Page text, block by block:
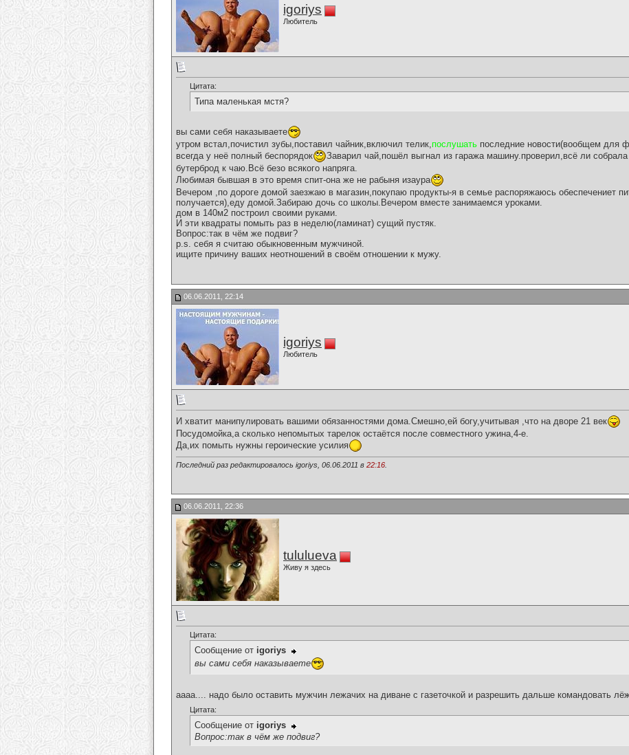
igoriys
Любитель
Цитата:
Типа маленькая мстя?
вы сами себя наказываете
утром встал,почистил зубы,поставил чайник,включил телик,послушать последние новости(вообщем для
всегда у неё полный беспорядок
Заварил чай,пошёл выгнал из гаража машину.проверил,всё ли
бутерброд к чаю.Всё безо всякого напряга.
Любимая бывшая в это время спит-она же не рабыня изаура
Вечером ,по дороге домой заезжаю в магазин,покупаю продукты-я в семье распоряжаюсь обеспечениет
получается),еду домой.Забираю дочь со школы.Вечером вместе занимаемся уроками.
дом в 140м2 построил своими руками.
И эти квадраты помыть раз в неделю(ламинат) сущий пустяк.
Вопрос:так в чём же подвиг?
р.s. себя я считаю обыкновенным мужчиной.
ищите причину ваших неотношений в своём отношении к мужу.
06.06.2011, 22:14
igoriys
Любитель
И хватит манипулировать вашими обязанностями дома.Смешно,ей богу,учитывая ,что на дворе 21 век
Посудомойка,а сколько непомытых тарелок остаётся после совместного ужина,4-е.
Да,их помыть нужны героические усилия
Последний раз редактировалось igoriys, 06.06.2011 в 22:16
06.06.2011, 22:36
tululueva
Живу я здесь
Цитата:
Сообщение от igoriys
вы сами себя наказываете
аааа.... надо было оставить мужчин лежачих на диване с газеточкой и разрешить дальше командовать
Цитата:
Сообщение от igoriys
Вопрос:так в чём же подвиг?